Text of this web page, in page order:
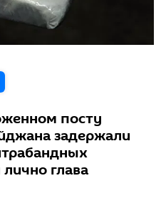
посту
задержали
глава